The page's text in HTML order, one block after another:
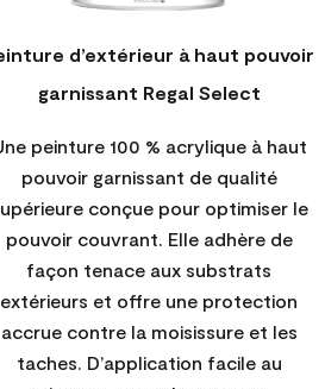
d’extérieur à haut pouvoir
garnissant Regal Select
peinture 100 % acrylique à haut
pouvoir garnissant de qualité
conçue pour optimiser le
pouvoir couvrant. Elle adhère de
façon tenace aux substrats
extérieurs et offre une protection
accrue contre la moisissure et les
taches. D’application facile au